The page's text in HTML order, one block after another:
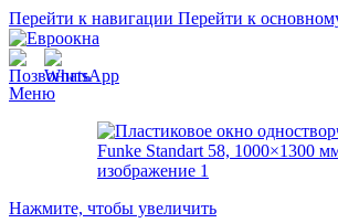
Перейти к навигации Перейти к
Меню
Нажмите, чтобы увеличить